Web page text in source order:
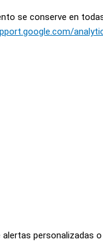
se conserve en
personalizadas